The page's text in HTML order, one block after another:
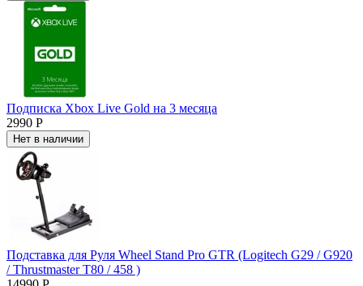
Подписка Xbox Live Gold на 3 месяца
2990 Р
Нет в наличии
Подставка для Руля Wheel Stand Pro GTR (Logitech G29 / G920
/ Thrustmaster T80 / 458 )